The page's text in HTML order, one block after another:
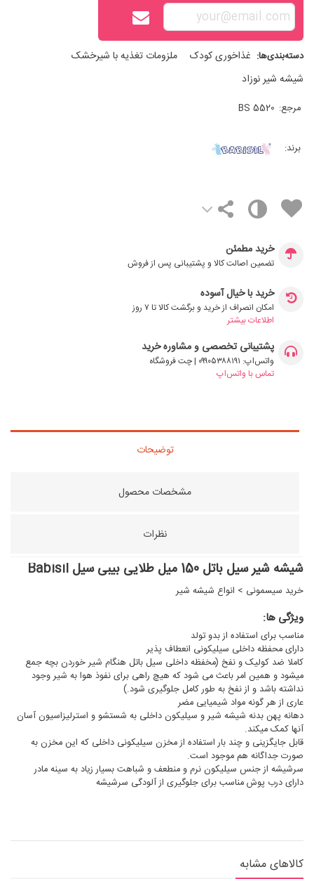
دسته‌بندی‌ها: غذاخوری کودک
ملزومات تغذیه با شیرخشک
شیشه شیر نوزاد
مرجع: BS 5520
برند:
خرید مطمئن
تضمین اصالت کالا و پشتیبانی پس از فروش
خرید با خیال آسوده
امکان انصراف از خرید و برگشت کالا تا ۷ روز
اطلاعات بیشتر
پشتیبانی تخصصی و مشاوره خرید
واتس‌اپ: ۰۹۹۰۵۳۸۸۱۹۱ | چت فروشگاه
تماس با واتس‌اپ
توضیحات
مشخصات محصول
نظرات
شیشه شیر سیل باتل 150 میل طلایی بیبی سیل Babisil
خرید سیسمونی > انواع شیشه شیر
ویژگی ها:
مناسب برای استفاده از بدو تولد
دارای محفظه داخلی سیلیکونی انعطاف پذیر
کاملا ضد کولیک و نفخ (مخفظه داخلی سیل باتل هنگام شیر خوردن بچه جمع
میشود و همین امر باعث می شود که هیچ راهی برای نفوذ هوا به شیر وجود
نداشته باشد و از نفخ به طور کامل جلوگیری شود.)
عاری از هر گونه مواد شیمیایی مضر
دهانه پهن بدنه شیشه شیر و سیلیکون داخلی به شستشو و استرلیزاسیون آسان
آنها کمک میکند.
قابل جایگزینی و چند بار استفاده از مخزن سیلیکونی داخلی که این مخزن به
صورت جداگانه هم موجود است.
سرشیشه از جنس سیلیکون نرم و منطعف و شباهت بسیار زیاد به سینه مادر
دارای درب پوش مناسب برای جلوگیری از آلودگی سرشیشه
کالاهای مشابه